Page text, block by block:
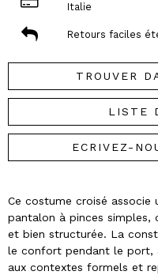
Italie
Retours faciles
TROUVER
LISTE
ECRIVEZ-
Ce costume croisé associe
pantalon à pinces
et bien structurée. La
le confort pendant le port,
aux contextes formels et